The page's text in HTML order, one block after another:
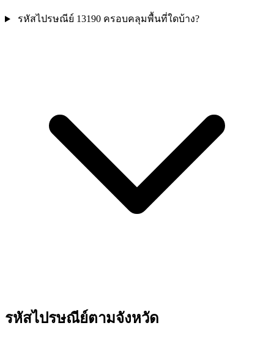
รหัสไปรษณีย์ 13190 ครอบคลุมพื้นที่ใดบ้าง?
รหัสไปรษณีย์ตามจังหวัด